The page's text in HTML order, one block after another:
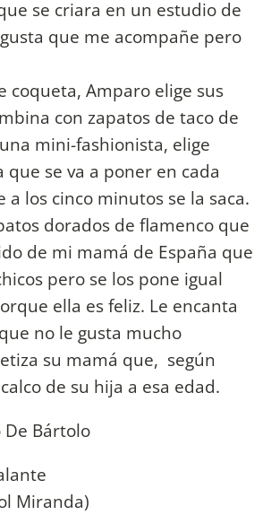
se criara en un estudio de
que me acompañe pero
coqueta, Amparo elige sus
con zapatos de taco de
mini-fashionista, elige
que se va a poner en cada
a los cinco minutos se la saca.
dorados de flamenco que
de mi mamá de España que
pero se los pone igual
ella es feliz. Le encanta
no le gusta mucho
su mamá que, según
de su hija a esa edad.
De Bártolo
Miranda)